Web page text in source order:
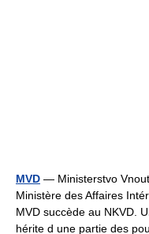
MVD — Ministerstvo
Ministère des Affaires
MVD succède au NKVD.
hérite d une partie des